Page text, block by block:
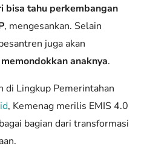
bisa tahu perkembangan
, mengesankan. Selain
juga akan
anaknya.
di Lingkup Pemerintahan
, Kemenag merilis EMIS 4.0
bagian dari transformasi